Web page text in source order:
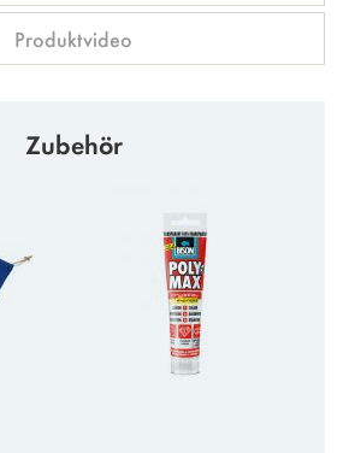
Produktvideo
Zubehör